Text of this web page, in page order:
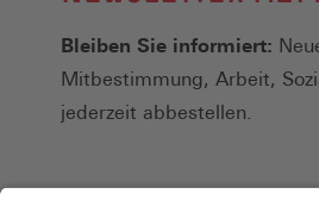
Bleiben Sie informiert:
Mitbestimmung, Arbeit,
jederzeit abbestellen.